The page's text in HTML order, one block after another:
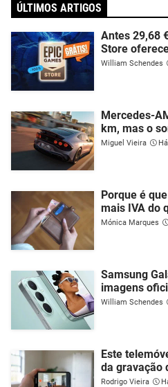
ÚLTIMOS ARTIGOS
Antes 29,68
Store
William Schendes
Mercedes-
km, mas o
Miguel Vieira
Porque é
mais IVA do
Mónica Marques
Samsung
imagens
William Schendes
Este
da gravação
Rodrigo Vieira